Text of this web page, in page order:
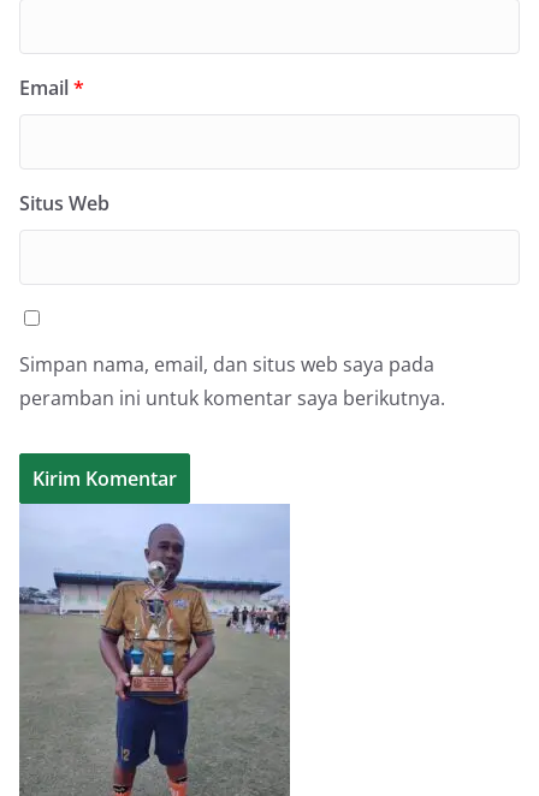
Email*
Situs Web
Simpan nama, email, dan situs web saya pada
peramban ini untuk komentar saya berikutnya.